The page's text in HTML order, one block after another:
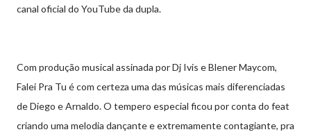
canal oficial do YouTube da dupla.
Com produção musical assinada por Dj Ivis e Blener Maycom,
Falei Pra Tu é com certeza uma das músicas mais diferenciadas
de Diego e Arnaldo. O tempero especial ficou por conta do feat
criando uma melodia dançante e extremamente contagiante, pra